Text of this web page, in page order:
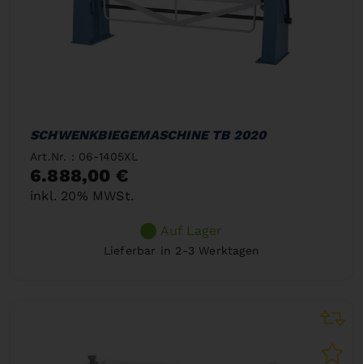
SCHWENKBIEGEMASCHINE TB 2020
Art.Nr. : 06-1405XL
6.888,00 €
inkl. 20% MWSt.
Auf Lager
Lieferbar in 2-3 Werktagen